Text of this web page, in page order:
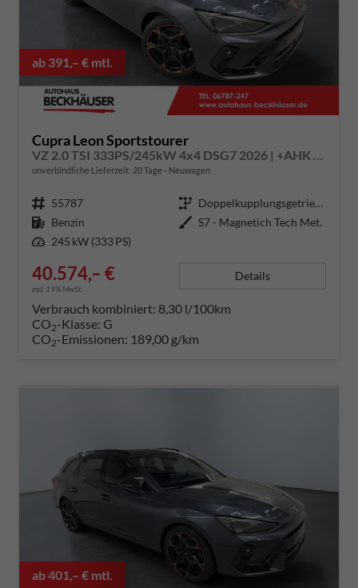
ab 391,– € mtl.
Cupra Leon Sportstourer
VZ 2.0 TSI 333PS/245kW 4x4 DSG7 2026 | +AHK +NAVI +Matrix +Immersive +5J Erw. Garantie
unverbindliche Lieferzeit: 20 Tage Neuwagen
Fahrzeugnummer 55787 Getriebe
Doppelkupplungsgetriebe (DSG)
Kraftstoff Benzin Außenfarbe S7 - Magnetich Tech Met.
Leistung 245 kW (333 PS)
40.574,– €
incl. 19% MwSt.
Details
Verbrauch kombiniert: 8,30 l/100km
CO2-Klasse: G
CO2-Emissionen: 189,00 g/km
ab 401,– € mtl.